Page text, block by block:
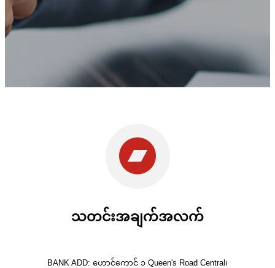
သတင်းအချက်အလက်
BANK ADD: ဟောင်ကောင် ၁ Queen's Road Central၊